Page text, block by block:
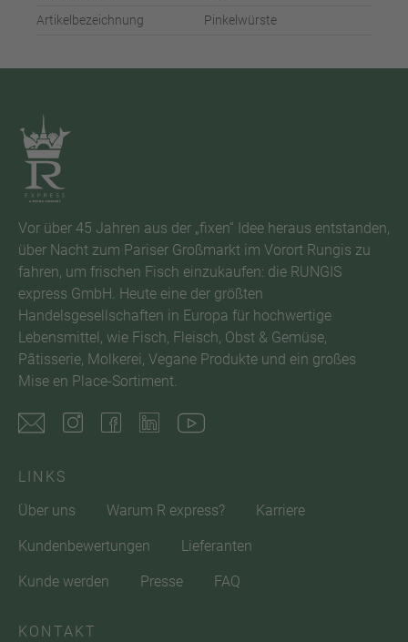
Artikelbezeichnung
Pinkelwürste
Vor über 45 Jahren aus der „fixen“ Idee heraus entstanden,
über Nacht zum Pariser Großmarkt im Vorort Rungis zu
fahren, um frischen Fisch einzukaufen: die RUNGIS
express GmbH. Heute eine der größten
Handelsgesellschaften in Europa für hochwertige
Lebensmittel, wie Fisch, Fleisch, Obst & Gemüse,
Pâtisserie, Molkerei, Vegane Produkte und ein großes
Mise en Place-Sortiment.
LINKS
Über uns
Warum R express? Karriere
Kundenbewertungen Lieferanten
Kunde werden Presse FAQ
KONTAKT